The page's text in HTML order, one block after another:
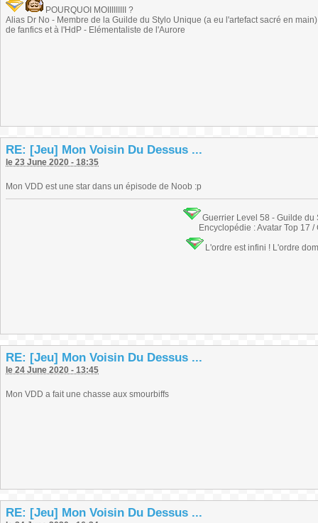
POURQUOI MOIIIIIIIII ?
Alias Dr No - Membre de la Guilde du Stylo Unique (a eu l'artefact sacré en
de fanfics et à l'HdP - Elémentaliste de l'Aurore
RE: [Jeu] Mon Voisin Du Dessus ...
le 23 June 2020 - 18:35
Mon VDD est une star dans un épisode de Noob :p
Guerrier Level 58 - Guilde
Encyclopédie : Avatar Top 17 /
L'ordre est infini ! L'ordre
RE: [Jeu] Mon Voisin Du Dessus ...
le 24 June 2020 - 13:45
Mon VDD a fait une chasse aux smourbiffs
RE: [Jeu] Mon Voisin Du Dessus ...